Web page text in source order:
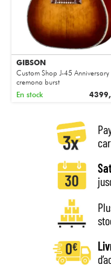
Micros & HF
DJ
Sono
Batteries & Percu
Vents
Violons & Quatuor
Eveil Musical
Câbles & Access.
GIBSON
Custom Shop J-45 Anniversary
cremona burst
En stock